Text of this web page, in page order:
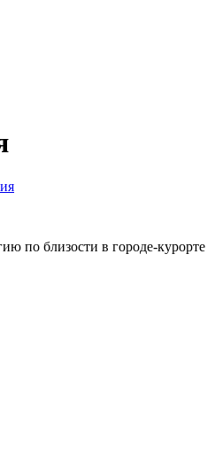
по близости в городе-курорте